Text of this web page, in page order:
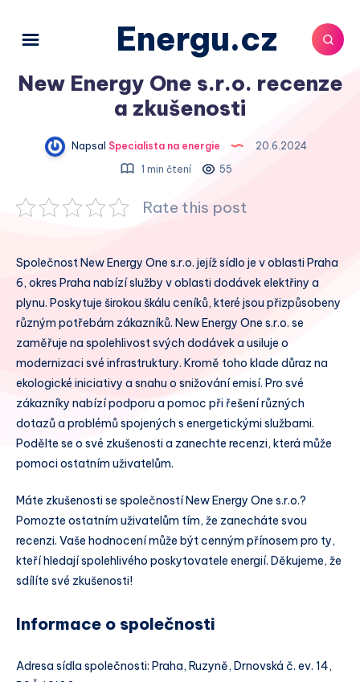
Energu.cz
New Energy One s.r.o. recenze
a zkušenosti
Napsal Specialista na energie
20.6.2024
1 min čtení
55
Rate this post
Společnost New Energy One s.r.o. jejíž sídlo je v oblasti Praha
6, okres Praha nabízí služby v oblasti dodávek elektřiny a
plynu. Poskytuje širokou škálu ceníků, které jsou přizpůsobeny
různým potřebám zákazníků. New Energy One s.r.o. se
zaměřuje na spolehlivost svých dodávek a usiluje o
modernizaci své infrastruktury. Kromě toho klade důraz na
ekologické iniciativy a snahu o snižování emisí. Pro své
zákazníky nabízí podporu a pomoc při řešení různých
dotazů a problémů spojených s energetickými službami.
Podělte se o své zkušenosti a zanechte recenzi, která může
pomoci ostatním uživatelům.
Máte zkušenosti se společností New Energy One s.r.o.?
Pomozte ostatním uživatelům tím, že zanecháte svou
recenzi. Vaše hodnocení může být cenným přínosem pro ty,
kteří hledají spolehlivého poskytovatele energií. Děkujeme, že
sdílíte své zkušenosti!
Informace o společnosti
Adresa sídla společnosti: Praha, Ruzyně, Drnovská č. ev. 14,